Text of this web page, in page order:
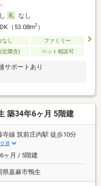
なし
（53.08m2）
なし
ファミリー
近隣含) ペット相談可
サポートあり
築34年6ヶ月 5階建
寺線 筑前庄内駅 徒歩10分
通
ヶ月 / 5階建
県嘉麻市鴨生